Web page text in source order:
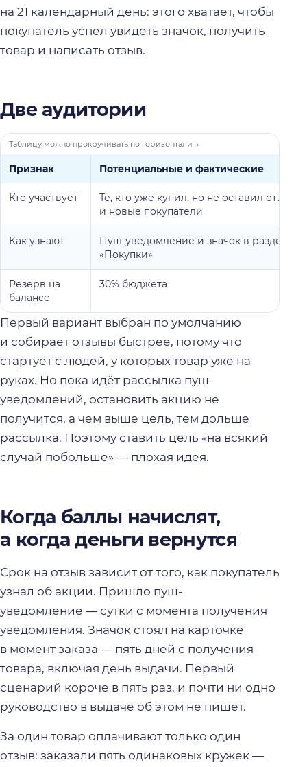
на 21 календарный день: этого хватает, чтобы
покупатель успел увидеть значок, получить
товар и написать отзыв.
Две аудитории
Признак Потенциальные и фактические
Кто участвует
Те, кто уже купил, но не оставил отзыв,
и новые покупатели
Как узнают
Пуш-уведомление и значок в разделе
«Покупки»
Резерв на
балансе
30% бюджета
Первый вариант выбран по умолчанию
и собирает отзывы быстрее, потому что
стартует с людей, у которых товар уже на
руках. Но пока идёт рассылка пуш-
уведомлений, остановить акцию не
получится, а чем выше цель, тем дольше
рассылка. Поэтому ставить цель «на всякий
случай побольше» — плохая идея.
Когда баллы начислят,
а когда деньги вернутся
Срок на отзыв зависит от того, как покупатель
узнал об акции. Пришло пуш-
уведомление — сутки с момента получения
уведомления. Значок стоял на карточке
в момент заказа — пять дней с получения
товара, включая день выдачи. Первый
сценарий короче в пять раз, и почти ни одно
руководство в выдаче об этом не пишет.
За один товар оплачивают только один
отзыв: заказали пять одинаковых кружек —